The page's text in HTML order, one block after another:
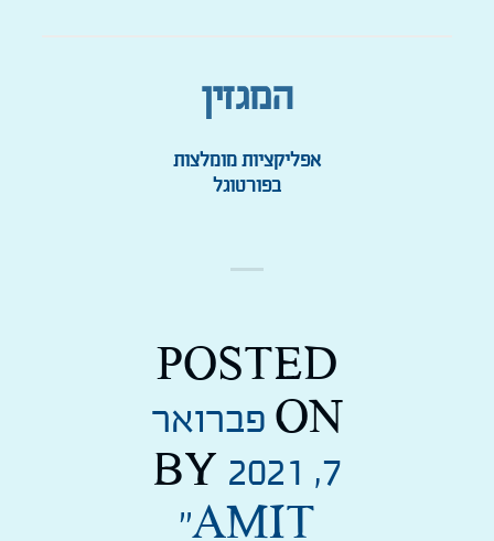
המגזין
אפליקציות מומלצות
בפורטוגל
POSTED
ON פברואר
7, 2021
BY
''AMIT